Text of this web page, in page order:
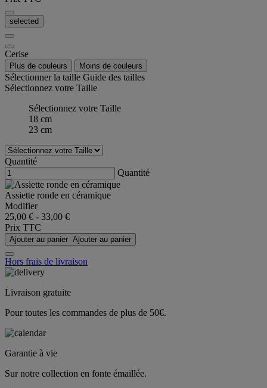
selected
Cerise
Plus de couleurs Moins de couleurs
Sélectionner la taille Guide des tailles
Sélectionnez votre Taille
Sélectionnez votre Taille
18 cm
23 cm
Quantité
Quantité
Assiette ronde en céramique
Modifier
25,00 € - 33,00 €
Prix TTC
Ajouter au panier Ajouter au panier
Hors frais de livraison
Livraison gratuite
Pour toutes les commandes de plus de 50€.
Garantie à vie
Sur notre collection en fonte émaillée.